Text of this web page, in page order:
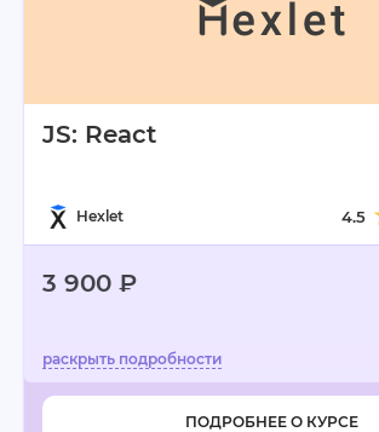
JS: React
Hexlet 4.5
3 900 ₽
ПОДРОБНЕЕ О КУРСЕ